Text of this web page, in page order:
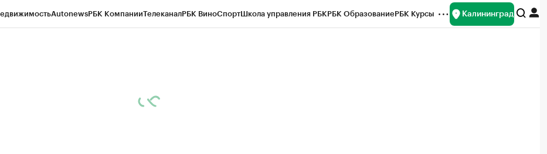
AutonewsРБК КомпанииТелеканалРБК ВиноСпортШкола управления РБКРБК ОбразованиеРБК Курсы Калининград